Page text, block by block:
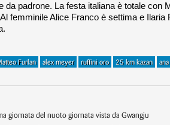
da padrone. La festa italiana è totale con
femminile Alice Franco è settima e Ilaria
Furlan alex meyer ruffini oro 25 km kazan
giornata del nuoto giornata vista da Gwangju